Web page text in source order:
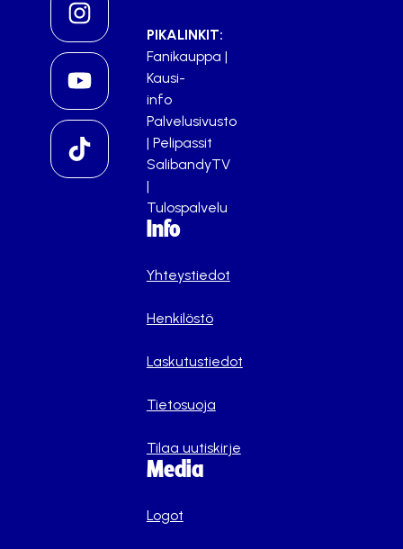
PIKALINKIT:
Fanikauppa |
Kausi-
info
Palvelusivusto
| Pelipassit
SalibandyTV
|
Tulospalvelu
Info
Yhteystiedot
Henkilöstö
Laskutustiedot
Tietosuoja
Tilaa uutiskirje
Media
Logot